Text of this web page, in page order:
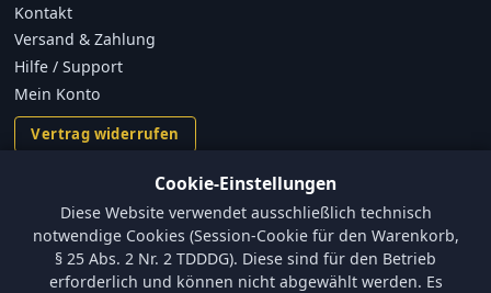
Kontakt
Versand & Zahlung
Hilfe / Support
Mein Konto
Vertrag widerrufen
Versand und Zahlungsbedingungen
Batterieverordnung & Sicherheitshinweise
Datenschutz
Cookie-Einstellungen
Diese Website verwendet ausschließlich technisch
notwendige Cookies (Session-Cookie für den Warenkorb,
§ 25 Abs. 2 Nr. 2 TDDDG). Diese sind für den Betrieb
erforderlich und können nicht abgewählt werden. Es